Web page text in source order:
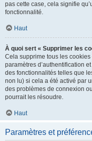
pas cette case, cela signifie
fonctionnalité.
Haut
À quoi sert « Supprimer les
Cela supprime tous les
paramètres d’authentification
des fonctionnalités telles que
non lu) si cela a été activé par
des problèmes de connexion
pourrait les résoudre.
Haut
Paramètres et